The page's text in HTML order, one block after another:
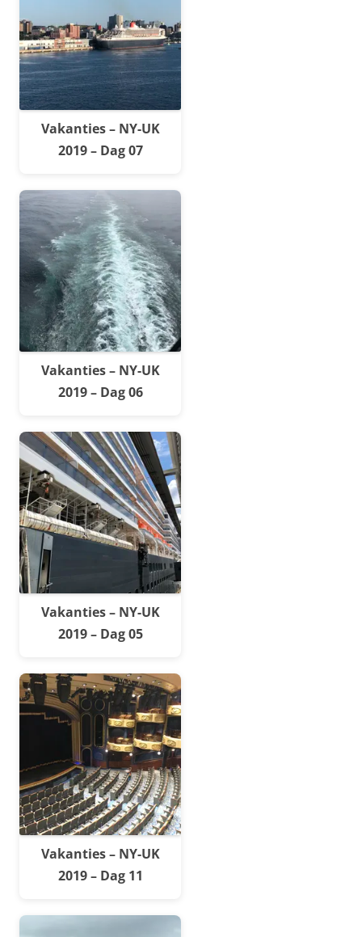
Vakanties – NY-UK
2019 – Dag 07
Vakanties – NY-UK
2019 – Dag 06
Vakanties – NY-UK
2019 – Dag 05
Vakanties – NY-UK
2019 – Dag 11